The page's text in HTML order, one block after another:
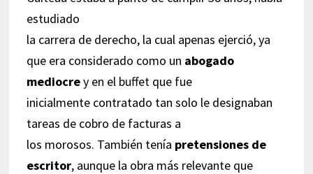
estudiado
la carrera de derecho, la cual apenas ejerció, ya
que era considerado como un abogado
mediocrey en el buffet que fue
inicialmente contratado tan solo le designaban
tareas de cobro de facturas a
los morosos. También tenía pretensiones de
escritor, aunque la obra más relevante que